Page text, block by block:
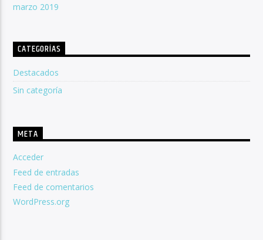
marzo 2019
CATEGORÍAS
Destacados
Sin categoría
META
Acceder
Feed de entradas
Feed de comentarios
WordPress.org